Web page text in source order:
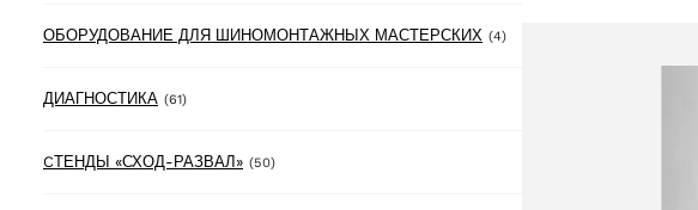
ОБОРУДОВАНИЕ ДЛЯ ШИНОМОНТАЖНЫХ МАСТЕРСКИХ (4)4 products
ДИАГНОСТИКА (61)61 products
CТЕНДЫ «СХОД-РАЗВАЛ» (50)50 products